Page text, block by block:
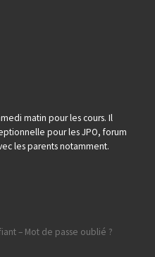
matin pour les cours. Il
pour les JPO, forum
les parents notamment.
– Mot de passe oublié ?